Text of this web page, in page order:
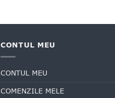
CONTUL MEU
CONTUL MEU
COMENZILE MELE